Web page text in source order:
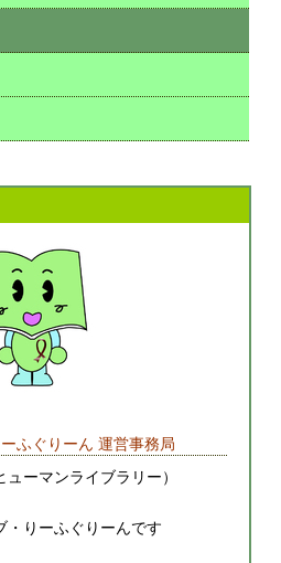
ふぐりーん 運営事務局
ーマンライブラリー）
・りーふぐりーんです